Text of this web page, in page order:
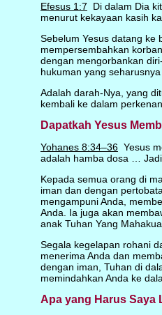
Efesus 1:7 Di dalam Dia
menurut kekayaan kasih
Sebelum Yesus datang ke
mempersembahkan
dengan mengorbankan
hukuman yang
Adalah darah-Nya, yang
kembali ke dalam
Dapatkah Yesus
Yohanes 8:34–36Yesus
adalah hamba dosa …
Kepada semua orang di
iman dan dengan
mengampuni Anda,
Anda. Ia juga akan
anak Tuhan Yang
Segala kegelapan rohani
menerima Anda dan
dengan iman, Tuhan di
memindahkan Anda ke
Apa yang Harus Saya